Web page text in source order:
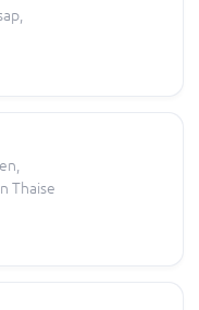
Thaise